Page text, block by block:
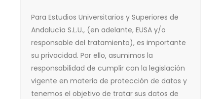
Para Estudios Universitarios y Superiores de
Andalucía S.L.U., (en adelante, EUSA y/o
responsable del tratamiento), es importante
su privacidad. Por ello, asumimos la
responsabilidad de cumplir con la legislación
vigente en materia de protección de datos y
tenemos el objetivo de tratar sus datos de